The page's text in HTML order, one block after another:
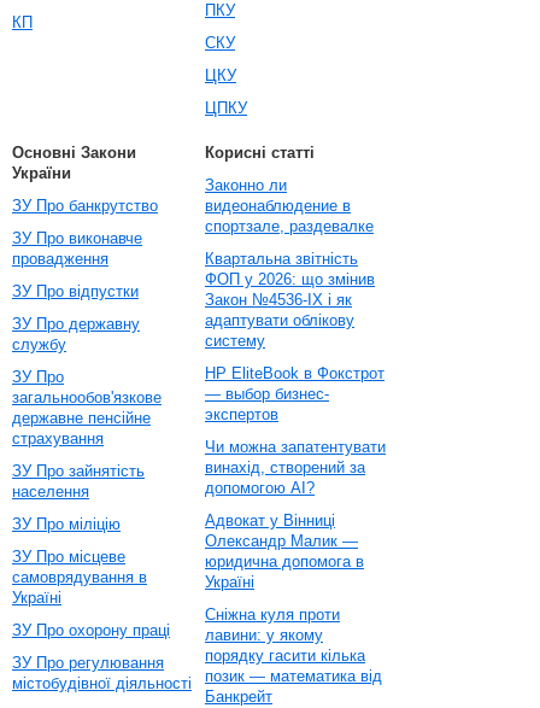
КП
ПКУ
СКУ
ЦКУ
ЦПКУ
Основні Закони
України
ЗУ Про банкрутство
ЗУ Про виконавче
провадження
ЗУ Про відпустки
ЗУ Про державну
службу
ЗУ Про
загальнообов'язкове
державне пенсійне
страхування
ЗУ Про зайнятість
населення
ЗУ Про міліцію
ЗУ Про місцеве
самоврядування в
Україні
ЗУ Про охорону праці
ЗУ Про регулювання
містобудівної діяльності
Корисні статті
Законно ли
видеонаблюдение в
спортзале, раздевалке
Квартальна звітність
ФОП у 2026: що змінив
Закон №4536-IX і як
адаптувати облікову
систему
HP EliteBook в Фокстрот
— выбор бизнес-
экспертов
Чи можна запатентувати
винахід, створений за
допомогою AI?
Адвокат у Вінниці
Олександр Малик —
юридична допомога в
Україні
Сніжна куля проти
лавини: у якому
порядку гасити кілька
позик — математика від
Банкрейт